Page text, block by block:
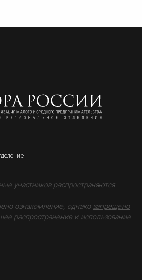
участников распространяются
ознакомление, однако запрещено
распространение и использование